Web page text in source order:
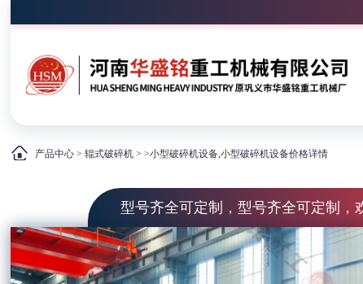
产品中心 >辊式破碎机 > >小型破碎机设备,小型破碎机设备价格详情
型号齐全可定制，型号齐全可定制，